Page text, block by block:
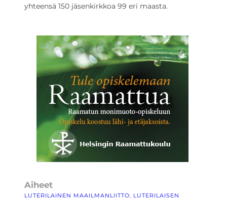
yhteensä 150 jäsenkirkkoa 99 eri maasta.
Aiheet
LUTERILAINEN MAAILMANLIITTO, LUTERILAISEN